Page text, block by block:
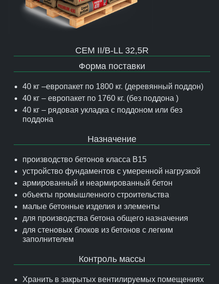
CEM II/B-LL 32,5R
Форма поставки
40 кг –европакет по 1800 кг. (деревянный поддон)
40 кг – европакет по 1760 кг. (без поддона )
40 кг – рядовая укладка с поддоном или без
поддона
Назначение
производство бетонов класса В15
устройство фундаментов с умеренной нагрузкой
армированный и неармированный бетон
объекты промышленного строительства
малые бетонные изделия и элементы
для производства бетона общего назначения
для стеновых блоков из бетонов с легким
заполнителем
Контроль массы
Хранить в закрытых вентилируемых помещениях